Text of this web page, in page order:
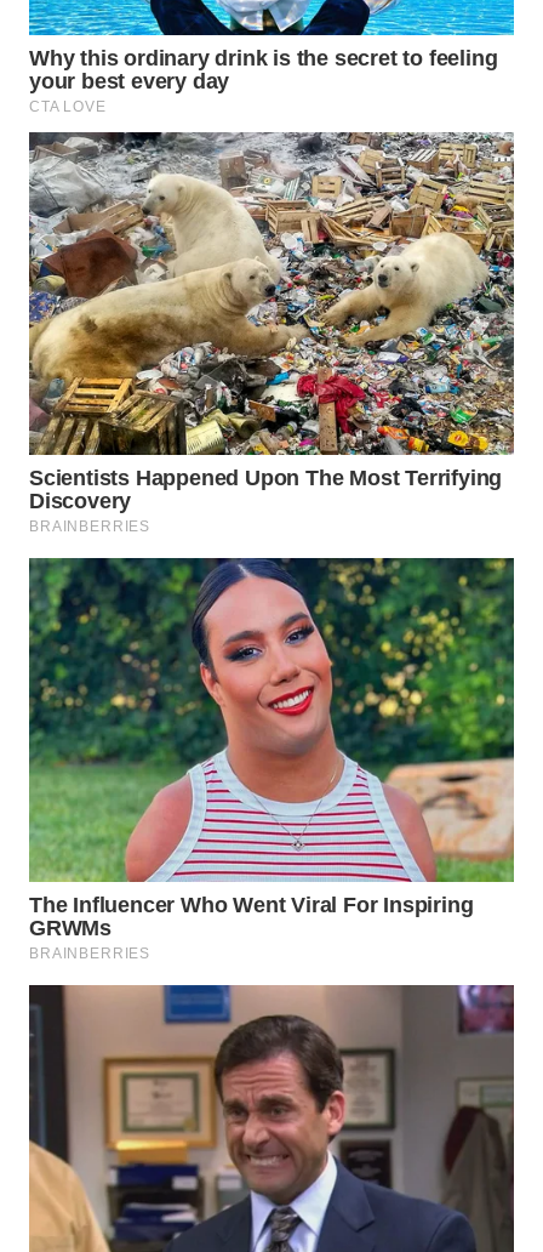
WAHANA
TANI
ADVOKAT
WAHANA
INFRASTRUKTUR
WAHANA
KONSUMEN
WAHANA
LISTRIK
WAHANA
TRAVEL
WAHANA
TV
WAHANANEWS
ID
WAHANANEWS
CO ID
WAHANANEWS
NET
WAHANA
SPORT
WAHANA
PERSONA